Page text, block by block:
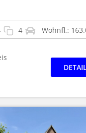
4 Wohnfl.: